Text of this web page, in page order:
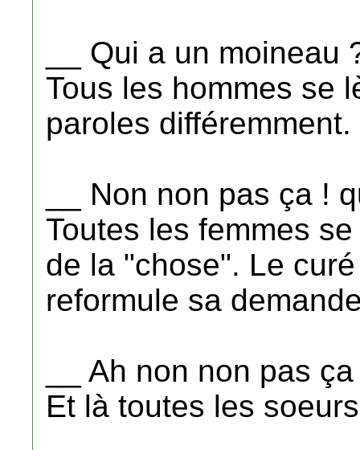
__ Qui a un moineau
Tous les hommes se
paroles différemment.
__ Non non pas ça !
Toutes les femmes
de la "chose". Le
reformule sa
__ Ah non non pas
Et là toutes les